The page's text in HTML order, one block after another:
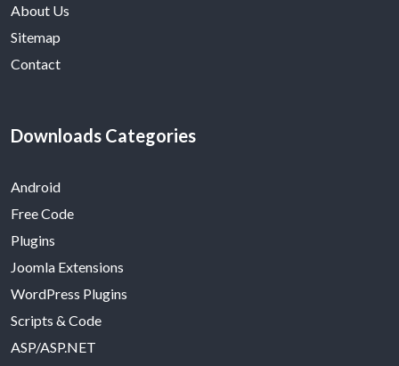
About Us
Sitemap
Contact
Downloads Categories
Android
Free Code
Plugins
Joomla Extensions
WordPress Plugins
Scripts & Code
ASP/ASP.NET